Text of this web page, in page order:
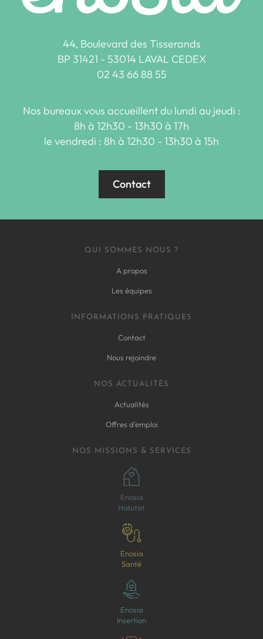
44, Boulevard des Tisserands
BP 31421 - 53014 LAVAL CEDEX
02 43 66 88 55
Nos bureaux vous accueillent du lundi au jeudi :
8h à 12h30 - 13h30 à 17h
le vendredi : 8h à 12h30 - 13h30 à 15h
Contact
QUI SOMMES NOUS ?
A propos
Les équipes
INFORMATIONS PRATIQUES
Contact
Nous rejoindre
NOS ACTUALITÉS
Actualités
Offres d'emploi
NOS MISSIONS & SERVICES
Enosia
Habitat
Enosia
Santé
Enosia
Insertion